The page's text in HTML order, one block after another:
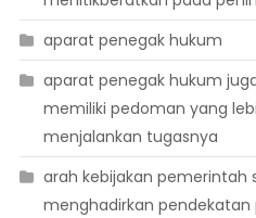
aparat penegak hukum
aparat penegak hukum
memiliki pedoman yang
menjalankan tugasnya
arah kebijakan pemerintah
menghadirkan